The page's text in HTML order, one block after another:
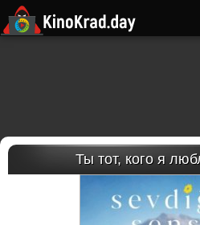
Ты тот, кого я